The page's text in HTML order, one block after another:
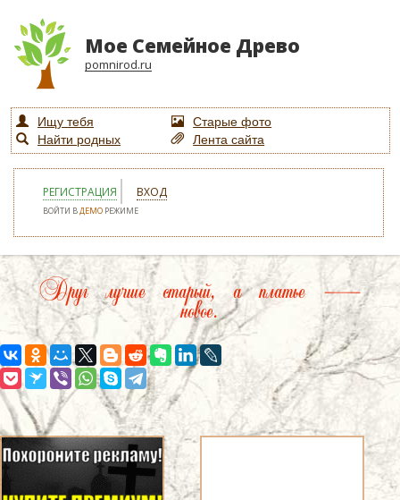
Мое Семейное Древо
pomnirod.ru
Ищу тебя
Старые фото
Найти родных
Лента сайта
РЕГИСТРАЦИЯ ВХОД
ВОЙТИ ВДЕМО РЕЖИМЕ
Друг лучше старый, а платье —
новое.